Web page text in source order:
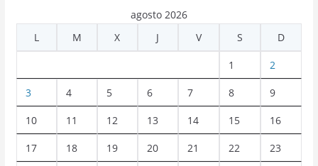
agosto 2026
L
M X J V S D
1 2
3 4 5 6 7 8 9
10 11 12 13 14 15 16
17 18 19 20 21 22 23